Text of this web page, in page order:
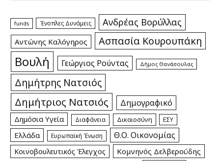
funds Ένοπλες Δυνάμεις Ανδρέας Βορύλλας
Αντώνης Καλόγηρος Ασπασία Κουρουπάκη
Βουλή Γεώργιος Ρούντας Δήμος Θανάσουλας
Δημήτρης Νατσιός
Δημήτριος Νατσιός Δημογραφικό
Δημόσια Υγεία Διαφάνεια Δικαιοσύνη ΕΣΥ
Ελλάδα Ευρωπαϊκή Ένωση Θ.Ο. Οικονομίας
Κοινοβουλευτικός Έλεγχος Κομνηνός Δελβερούδης